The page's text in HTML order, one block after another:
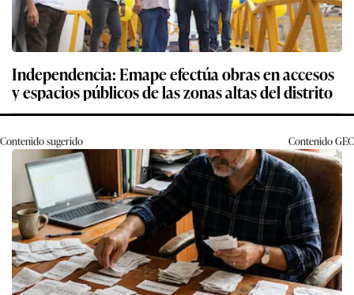
Independencia: Emape efectúa obras en accesos
y espacios públicos de las zonas altas del distrito
Contenido sugerido ContenidoGEC